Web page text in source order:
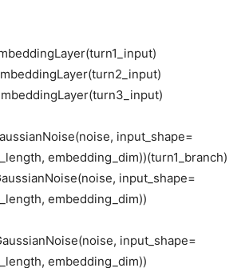
input_shape=
embedding_dim))(turn1_branch)
input_shape=
embedding_dim))
input_shape=
embedding_dim))